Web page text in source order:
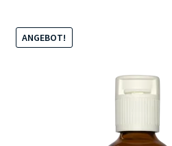
Press
ANGEBOT!